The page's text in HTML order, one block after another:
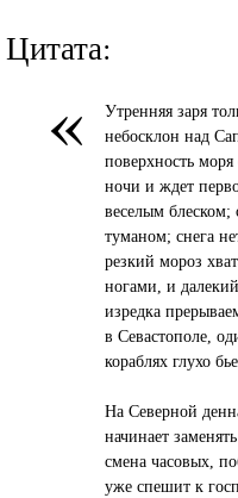
Цитата:
«
Утренняя заря
небосклон над
поверхность
ночи и ждет
веселым блеском;
туманом; снега
резкий мороз
ногами, и
изредка
в Севастополе,
кораблях глухо
На Северной
начинает
смена часовых,
уже спешит к